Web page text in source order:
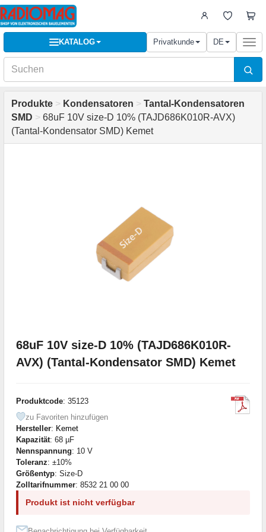
KATALOG Privatkunde DE
Produkte > Kondensatoren > Tantal-Kondensatoren
SMD > 68uF 10V size-D 10% (TAJD686K010R-AVX)
(Tantal-Kondensator SMD) Kemet
68uF 10V size-D 10% (TAJD686K010R-
AVX) (Tantal-Kondensator SMD) Kemet
Produktcode: 35123
zu Favoriten hinzufügen
Hersteller: Kemet
Kapazität: 68 µF
Nennspannung: 10 V
Toleranz: ±10%
Größentyp: Size-D
Zolltarifnummer: 8532 21 00 00
Produkt ist nicht verfügbar